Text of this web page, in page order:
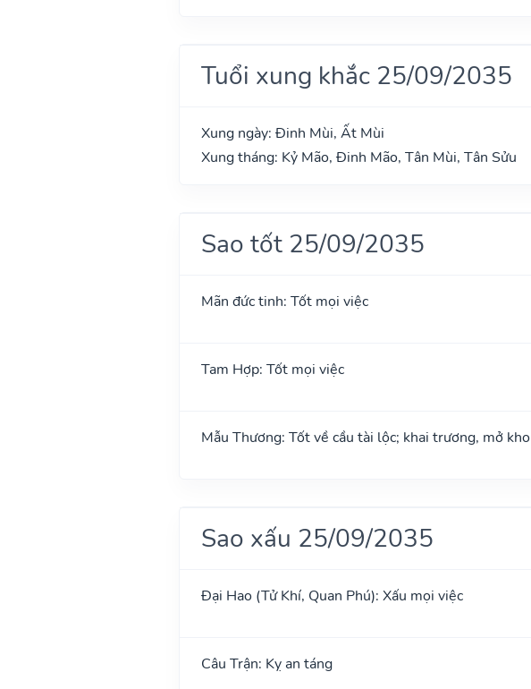
Tuổi xung khắc 25/09/2035
Xung ngày: Đinh Mùi, Ất Mùi
Xung tháng: Kỷ Mão, Đinh Mão, Tân Mùi, Tân Sửu
Sao tốt 25/09/2035
Mãn đức tinh: Tốt mọi việc
Tam Hợp: Tốt mọi việc
Mẫu Thương: Tốt về cầu tài lộc; khai trương, mở kho
Sao xấu 25/09/2035
Đại Hao (Tử Khí, Quan Phú): Xấu mọi việc
Câu Trận: Kỵ an táng